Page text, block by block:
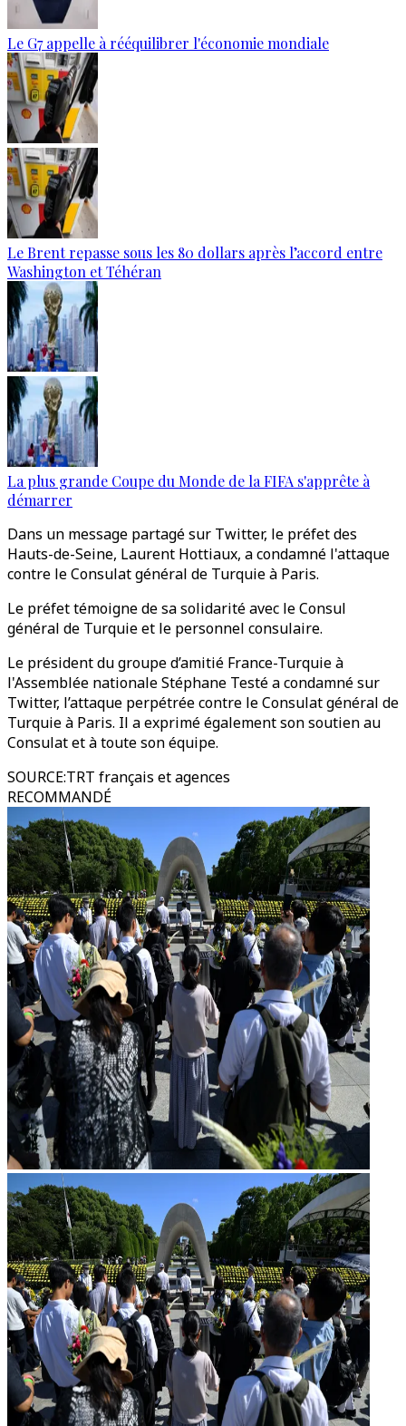
Le G7 appelle à rééquilibrer l'économie mondiale
Le Brent repasse sous les 80 dollars après l’accord entre
Washington et Téhéran
La plus grande Coupe du Monde de la FIFA s'apprête à
démarrer
Dans un message partagé sur Twitter, le préfet des
Hauts-de-Seine, Laurent Hottiaux, a condamné l'attaque
contre le Consulat général de Turquie à Paris.
Le préfet témoigne de sa solidarité avec le Consul
général de Turquie et le personnel consulaire.
Le président du groupe d’amitié France-Turquie à
l'Assemblée nationale Stéphane Testé a condamné sur
Twitter, l’attaque perpétrée contre le Consulat général de
Turquie à Paris. Il a exprimé également son soutien au
Consulat et à toute son équipe.
SOURCE:TRT français et agences
RECOMMANDÉ